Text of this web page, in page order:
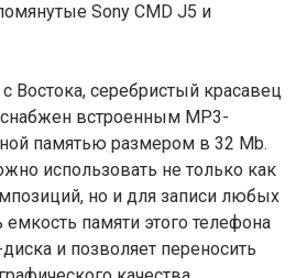
Sony CMD J5 и
Востока, серебристый красавец
снабжен встроенным МР3-
памятью размером в 32 Mb.
использовать не только как
но и для записи любых
памяти этого телефона
и позволяет переносить